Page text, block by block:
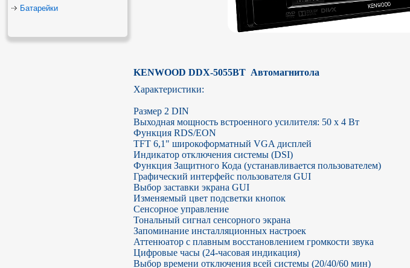
Батарейки
KENWOOD DDX-5055BT  Автомагнитола
Характеристики:
Размер 2 DIN
Выходная мощность встроенного усилителя: 50 х 4 Вт
Функция RDS/EON
TFT 6,1" широкоформатный VGA дисплей
Индикатор отключения системы (DSI)
Функция Защитного Кода (устанавливается пользователем)
Графический интерфейс пользователя GUI
Выбор заставки экрана GUI
Изменяемый цвет подсветки кнопок
Сенсорное управление
Тональный сигнал сенсорного экрана
Запоминание инсталляционных настроек
Аттенюатор с плавным восстановлением громкости звука
Цифровые часы (24-часовая индикация)
Выбор времени отключения всей системы (20/40/60 мин)